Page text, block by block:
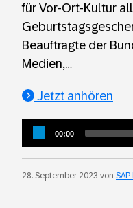
für Vor-Ort-Kultur
Beauftragte der
Medien,…
Jetzt anhören
Audio
Player
Current
00:00
28. September 2023 von SAP